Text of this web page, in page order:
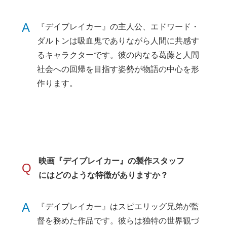
A
『デイブレイカー』の主人公、エドワード・
ダルトンは吸血鬼でありながら人間に共感す
るキャラクターです。彼の内なる葛藤と人間
社会への回帰を目指す姿勢が物語の中心を形
作ります。
Q
映画『デイブレイカー』の製作スタッフ
にはどのような特徴がありますか？
A
『デイブレイカー』はスピエリッグ兄弟が監
督を務めた作品です。彼らは独特の世界観づ